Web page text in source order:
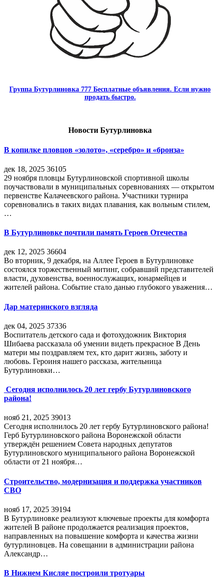
Группа Бутурлиновка 777 Бесплатные объявления. Если нужно
продать быстро.
Новости Бутурлиновка
В копилке пловцов «золото», «серебро» и «бронза»
дек 18, 2025 36105
29 ноября пловцы Бутурлиновской спортивной школы
поучаствовали в муниципальных соревнованиях — открытом
первенстве Калачеевского района. Участники турнира
соревновались в таких видах плавания, как вольным стилем,
…
В Бутурлиновке почтили память Героев Отечества
дек 12, 2025 36604
Во вторник, 9 декабря, на Аллее Героев в Бутурлиновке
состоялся торжественный митинг, собравший представителей
власти, духовенства, военнослужащих, юнармейцев и
жителей района. Событие стало данью глубокого уважения…
Дар материнского взгляда
дек 04, 2025 37336
Воспитатель детского сада и фотохудожник Виктория
Шибаева рассказала об умении видеть прекрасное В День
матери мы поздравляем тех, кто дарит жизнь, заботу и
любовь. Героиня нашего рассказа, жительница
Бутурлиновки…
Сегодня исполнилось 20 лет гербу Бутурлиновского
района!
нояб 21, 2025 39013
Сегодня исполнилось 20 лет гербу Бутурлиновского района!
Герб Бутурлиновского района Воронежской области
утверждён решением Совета народных депутатов
Бутурлиновского муниципального района Воронежской
области от 21 ноября…
Строительство, модернизация и поддержка участников
СВО
нояб 17, 2025 39194
В Бутурлиновке реализуют ключевые проекты для комфорта
жителей В районе продолжается реализация проектов,
направленных на повышение комфорта и качества жизни
бутурлиновцев. На совещании в администрации района
Александр…
В Нижнем Кисляе построили тротуары